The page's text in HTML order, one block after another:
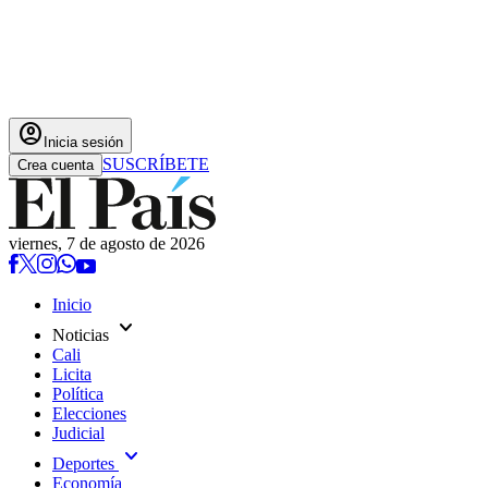
account_circle Inicia sesión
Crea cuenta SUSCRÍBETE
viernes, 7 de agosto de 2026
Inicio
Noticias expand_more
Cali
Licita
Política
Elecciones
Judicial
Deportes expand_more
Economía